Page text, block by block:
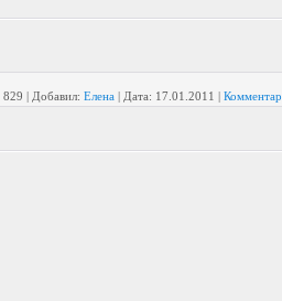
829 | Добавил: Елена | Дата: 17.01.2011 |